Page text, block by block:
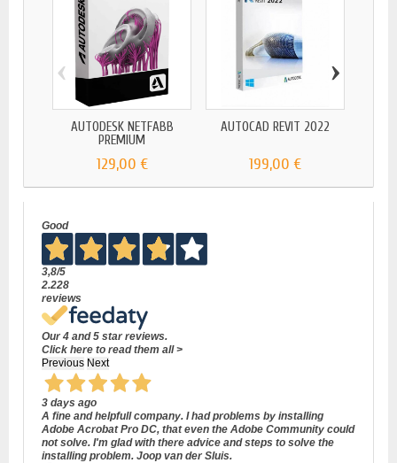
AUTODESK NETFABB
PREMIUM
129,00 €
AUTOCAD REVIT 2022
199,00 €
‹ ›
Good
3,8/5
2.228
reviews
Our 4 and 5 star reviews.
Click here to read them all >
Previous Next
3 days ago
A fine and helpfull company. I had problems by installing
Adobe Acrobat Pro DC, that even the Adobe Community could
not solve. I'm glad with there advice and steps to solve the
installing problem. Joop van der Sluis.